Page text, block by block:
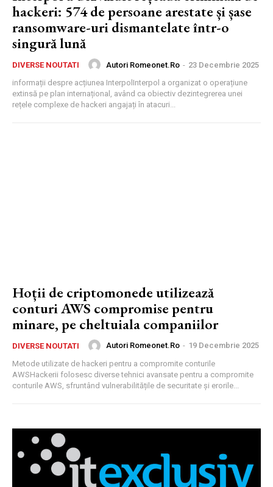
hackeri: 574 de persoane arestate și șase
ransomware-uri dismantelate într-o
singură lună
DIVERSE NOUTATI Autori Romeonet.ro - 23 Decembrie 2025
informații despre acțiunea InterpolInterpol a organizat o operațiune
extinsă pe plan internațional, având ca obiectiv dezintegrerea unei
rețele complexe de hackeri angajați în atacuri...
Hoții de criptomonede utilizează
conturi AWS compromise pentru
minare, pe cheltuiala companiilor
DIVERSE NOUTATI Autori Romeonet.ro - 19 Decembrie 2025
Metode utilizate de hackeri pentru a compromite conturile
AWSHackerii folosesc diverse tehnici avansate pentru a compromite
conturile AWS, sfruntând vulnerabilitățile de securitate și erorile...